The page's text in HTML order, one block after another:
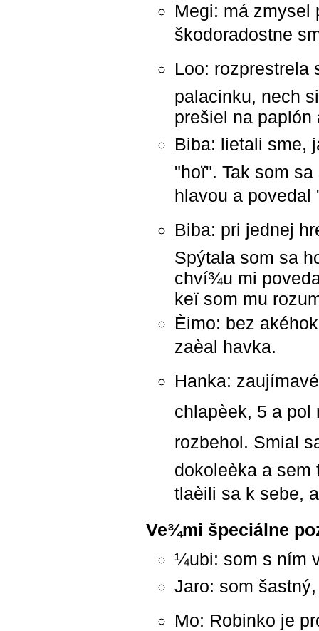
Megi: má zmysel
škodoradostne
Loo: rozprestrela
palacinku, nech
prešiel na
Biba: lietali sme,
"hoï". Tak som
hlavou a povedal
Biba: pri jednej
Spýtala som sa
chví¾u mi
keï som mu
Èimo: bez
zaèal havka.
Hanka:
chlapèek, 5 a pol
rozbehol. Smial
dokoleèka a
tlaèili sa k sebe,
Ve¾mi špeciálne
¼ubi: som s ním
Jaro: som
Mo: Robinko je